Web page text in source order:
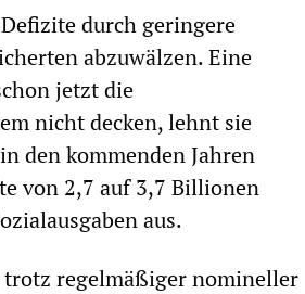
durch geringere
abzuwälzen. Eine
jetzt die
nicht decken, lehnt sie
den kommenden Jahren
von 2,7 auf 3,7 Billionen
aus.
trotz regelmäßiger nomineller